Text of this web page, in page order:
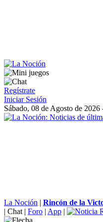
Regístrate
Iniciar Sesión
Sábado, 08 de Agosto de 2026
La Noción | Rincón de la
| Chat | Foro | App |